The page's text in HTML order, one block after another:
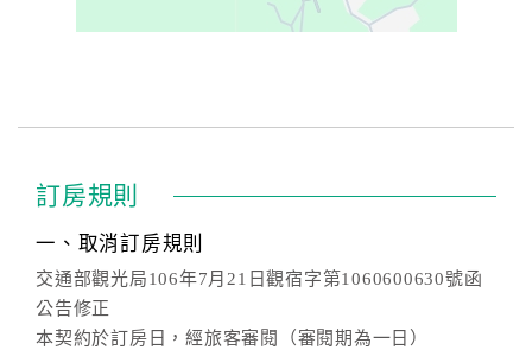
訂房規則
一、取消訂房規則
交通部觀光局106年7月21日觀宿字第1060600630號函
公告修正
本契約於訂房日，經旅客審閱（審閱期為一日）